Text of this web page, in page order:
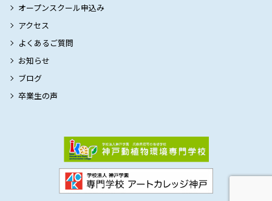
オープンスクール申込み
アクセス
よくあるご質問
お知らせ
ブログ
卒業生の声